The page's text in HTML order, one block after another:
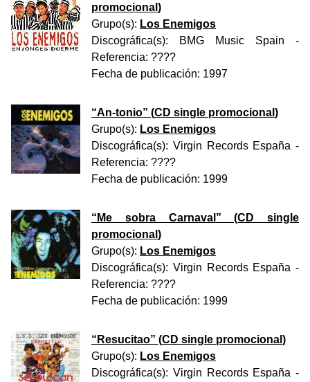
promocional )
Grupo(s): Los Enemigos
Discográfica(s):
BMG Music Spain -
Referencia: ????
Fecha de publicación: 1997
“An-tonio” (CD single promocional )
Grupo(s): Los Enemigos
Discográfica(s): Virgin Records España -
Referencia: ????
Fecha de publicación: 1999
“ Me sobra Carnaval ” (CD single
promocional )
Grupo(s): Los Enemigos
Discográfica(s): Virgin Records España -
Referencia: ????
Fecha de publicación: 1999
“ Resucitao” (CD single promocional )
Grupo(s): Los Enemigos
Discográfica(s): Virgin Records España -